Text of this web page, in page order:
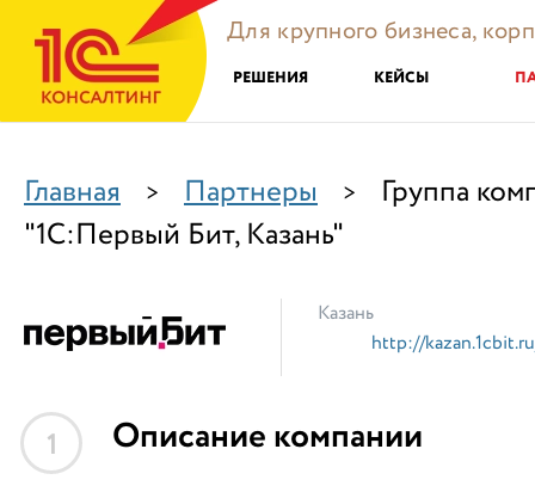
Для крупного бизнеса,
РЕШЕНИЯ КЕЙСЫ
Главная > Партнеры >
Группа
"1С:Первый Бит, Казань"
Казань
http://
1 Описание компании